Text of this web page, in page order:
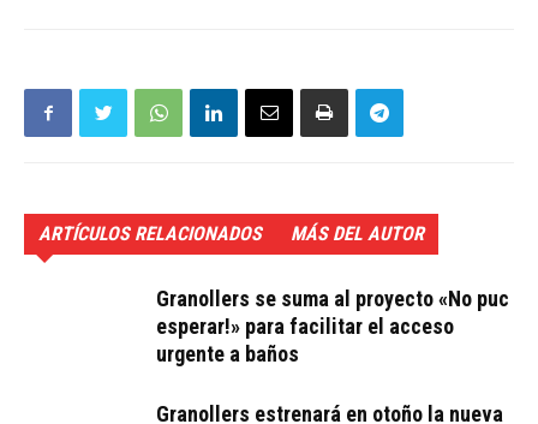
ARTÍCULOS RELACIONADOS MÁS DEL AUTOR
Granollers se suma al proyecto «No puc
esperar!» para facilitar el acceso
urgente a baños
Granollers estrenará en otoño la nueva